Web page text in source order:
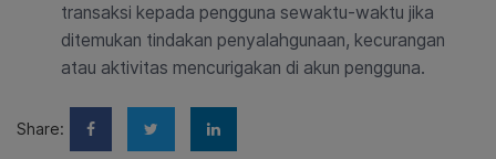
transaksi kepada pengguna sewaktu-waktu jika
ditemukan tindakan penyalahgunaan, kecurangan
atau aktivitas mencurigakan di akun pengguna.
Share: